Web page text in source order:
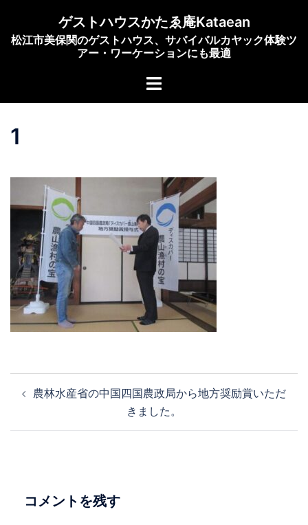
ゲストハウスかたゑ庵Kataean
松江市美保関のゲストハウス、サバイバルカヤック体験ツ
アー・ワーケーションにも最適
ト
1
稿
シ
農林水産省の中国四国農政局から地方奨励賞いただ
きました。
コメントを残す